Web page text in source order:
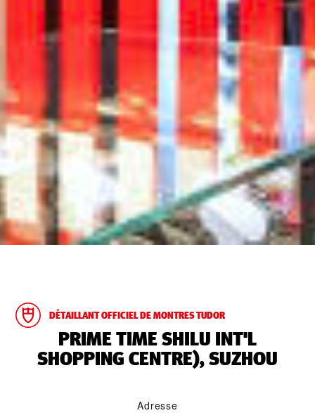
DÉTAILLANT OFFICIEL DE MONTRES TUDOR
‭PRIME TIME SHILU INT'L
SHOPPING CENTRE), SUZHOU‬
Adresse